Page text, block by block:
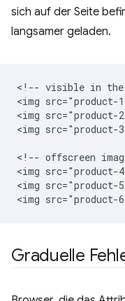
sich auf der Seite
langsamer geladen.
<!-- visible in the
<img
<img
<img
<!-- offscreen
<img
<img
Graduelle